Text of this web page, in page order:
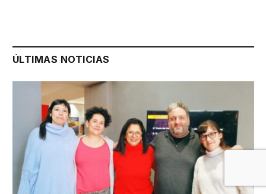
ÚLTIMAS NOTICIAS